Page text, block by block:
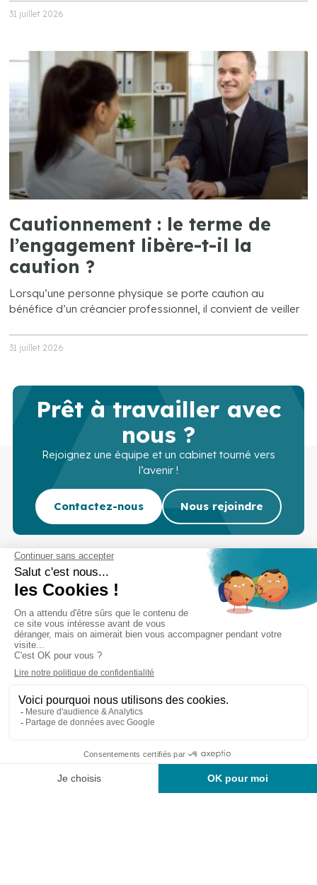
31 juillet 2026
Cautionnement : le terme de
l’engagement libère-t-il la
caution ?
Lorsqu’une personne physique se porte caution au
bénéfice d’un créancier professionnel, il convient de veiller
31 juillet 2026
Prêt à travailler avec
nous ?
Rejoignez une équipe et un cabinet tourné vers
l’avenir !
Contactez-nous Nous rejoindre
Cabinet d’experts-comptables commissaires aux
Services Secteurs
Recrutement
Actu